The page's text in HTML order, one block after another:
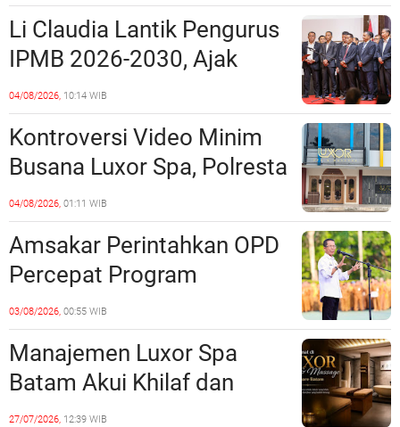
Miliaran Rupiah, Laporan ke
Polda Kepri Jalan di
Tempat?
Li Claudia Lantik Pengurus
IPMB 2026-2030, Ajak
Perkuat Kerukunan dan
Sinergi dengan Pemko
Batam
04/08/2026, 10:14 WIB
Kontroversi Video Minim
Busana Luxor Spa, Polresta
Barelang Usut Tuntas
Unsur Pelanggaran Hukum
04/08/2026, 01:11 WIB
Amsakar Perintahkan OPD
Percepat Program
Prioritas, Targetkan
Realisasi Pembangunan
Lampaui 50 Persen
03/08/2026, 00:55 WIB
Manajemen Luxor Spa
Batam Akui Khilaf dan
Minta Maaf, Konten
27/07/2026, 12:39 WIB